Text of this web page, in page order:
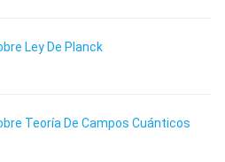
Ley De Planck
Teoría De Campos Cuánticos